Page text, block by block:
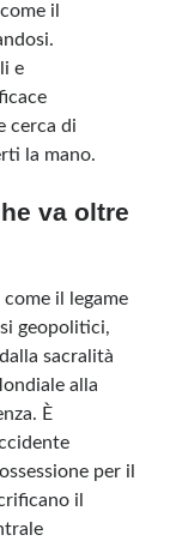
il
e
cerca di
la mano.
va oltre
il legame
geopolitici,
sacralità
alla
È
per il
il